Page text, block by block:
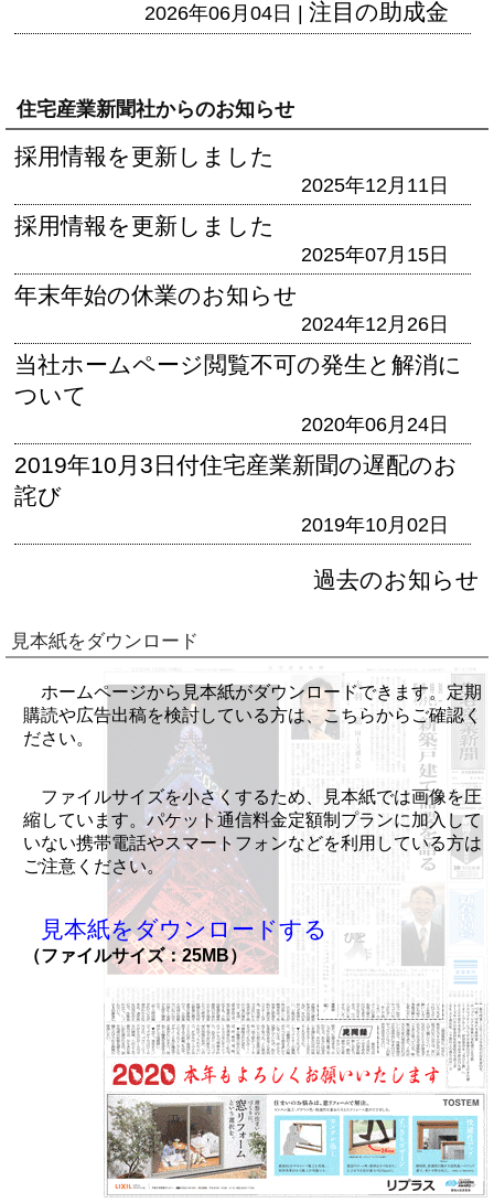
2026年06月04日 | 注目の助成金
住宅産業新聞社からのお知らせ
採用情報を更新しました
2025年12月11日
採用情報を更新しました
2025年07月15日
年末年始の休業のお知らせ
2024年12月26日
当社ホームページ閲覧不可の発生と解消に
ついて
2020年06月24日
2019年10月3日付住宅産業新聞の遅配のお
詫び
2019年10月02日
過去のお知らせ
見本紙をダウンロード
ホームページから見本紙がダウンロードできます。定期
購読や広告出稿を検討している方は、こちらからご確認く
ださい。
ファイルサイズを小さくするため、見本紙では画像を圧
縮しています。パケット通信料金定額制プランに加入して
いない携帯電話やスマートフォンなどを利用している方は
ご注意ください。
見本紙をダウンロードする
（ファイルサイズ：25MB）